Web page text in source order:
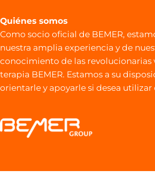
Quiénes somos
Como socio oficial de BEMER,
nuestra amplia experiencia y de
conocimiento de las revolucionarias
terapia BEMER. Estamos a su
orientarle y apoyarle si desea utilizar